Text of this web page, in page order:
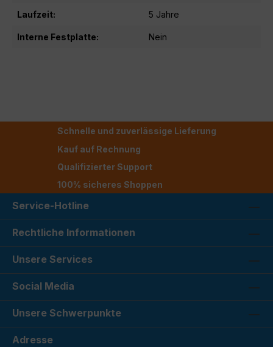
Laufzeit: 5 Jahre
Interne Festplatte: Nein
Schnelle und zuverlässige Lieferung
Kauf auf Rechnung
Qualifizierter Support
100% sicheres Shoppen
Service-Hotline
Rechtliche Informationen
Unsere Services
Social Media
Unsere Schwerpunkte
Adresse